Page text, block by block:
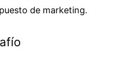
de marketing.